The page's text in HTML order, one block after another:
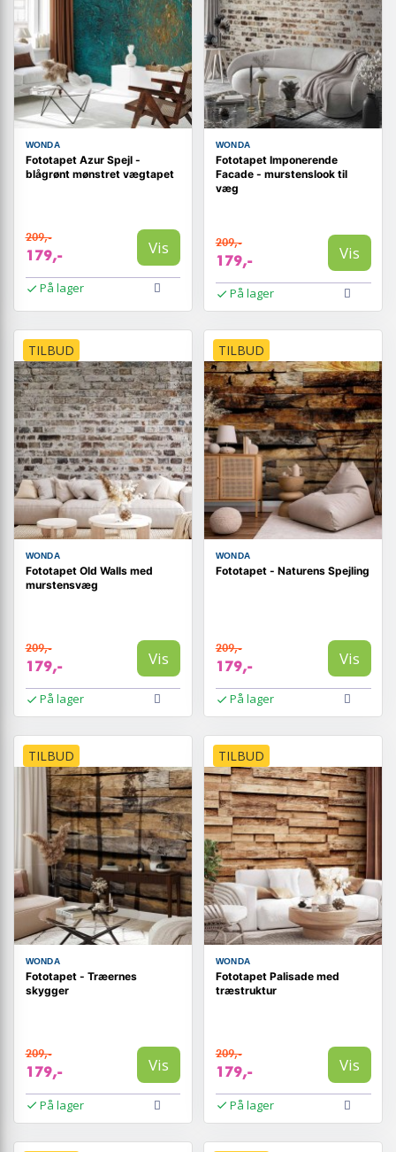
WONDA
Fototapet Azur Spejl -
blågrønt mønstret vægtapet
209,-
179,- Vis
På lager
WONDA
Fototapet Imponerende
Facade - murstenslook til
væg
209,-
179,- Vis
På lager
TILBUD
WONDA
Fototapet Old Walls med
murstensvæg
209,-
179,- Vis
På lager
TILBUD
WONDA
Fototapet - Naturens Spejling
209,-
179,- Vis
På lager
TILBUD
WONDA
Fototapet - Træernes
skygger
209,-
179,- Vis
På lager
TILBUD
WONDA
Fototapet Palisade med
træstruktur
209,-
179,- Vis
På lager